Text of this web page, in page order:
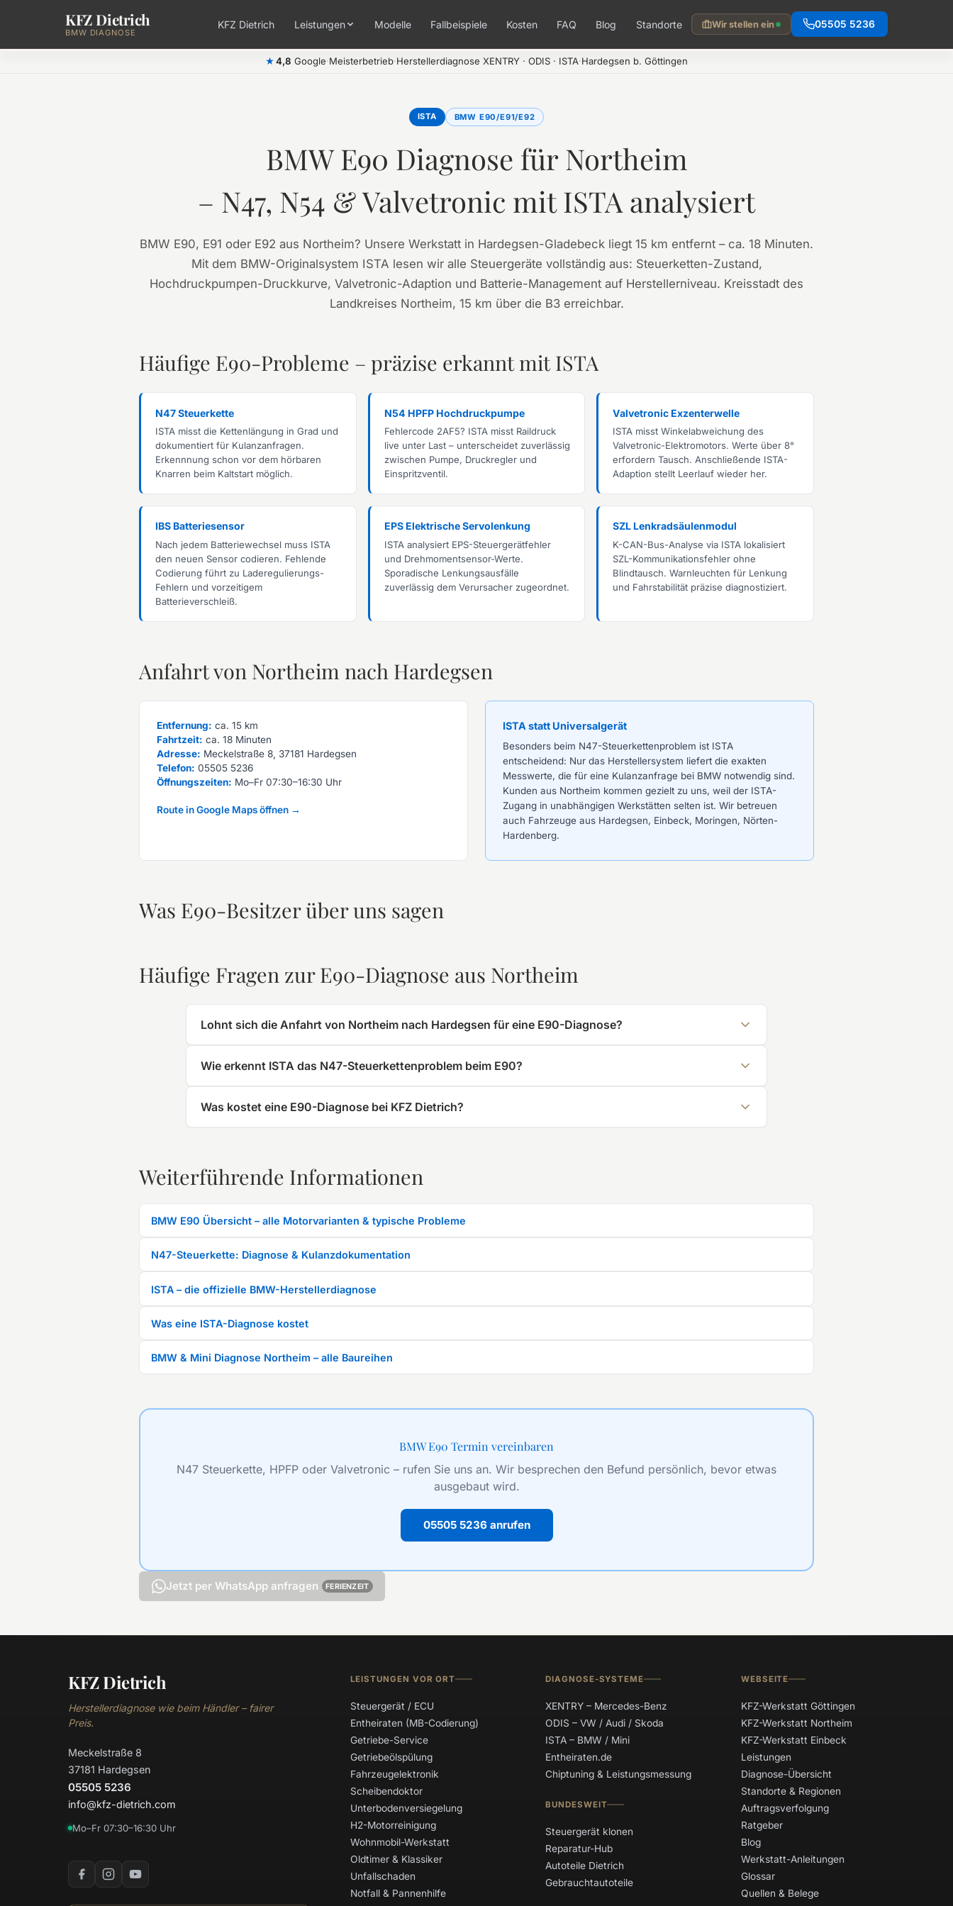
Zum Hauptinhalt springen
KFZ Dietrich
BMW DIAGNOSE
KFZ Dietrich Leistungen Modelle Fallbeispiele Kosten FAQ Blog Standorte Wir stellen ein 05505 5236
★ 4,8 Google·Meisterbetrieb·Herstellerdiagnose XENTRY · ODIS · ISTA·Hardegsen b. Göttingen
ISTA BMW E90/E91/E92
BMW E90 Diagnose für Northeim
– N47, N54 & Valvetronic mit ISTA analysiert
BMW E90, E91 oder E92 aus Northeim? Unsere Werkstatt in Hardegsen-Gladebeck liegt 15 km entfernt – ca. 18 Minuten.
Mit dem BMW-Originalsystem ISTA lesen wir alle Steuergeräte vollständig aus: Steuerketten-Zustand,
Hochdruckpumpen-Druckkurve, Valvetronic-Adaption und Batterie-Management auf Herstellerniveau. Kreisstadt des
Landkreises Northeim, 15 km über die B3 erreichbar.
Häufige E90-Probleme – präzise erkannt mit ISTA
N47 Steuerkette
ISTA misst die Kettenlängung in Grad und
dokumentiert für Kulanzanfragen.
Erkennnung schon vor dem hörbaren
Knarren beim Kaltstart möglich.
N54 HPFP Hochdruckpumpe
Fehlercode 2AF5? ISTA misst Raildruck
live unter Last – unterscheidet zuverlässig
zwischen Pumpe, Druckregler und
Einspritzventil.
Valvetronic Exzenterwelle
ISTA misst Winkelabweichung des
Valvetronic-Elektromotors. Werte über 8°
erfordern Tausch. Anschließende ISTA-
Adaption stellt Leerlauf wieder her.
IBS Batteriesensor
Nach jedem Batteriewechsel muss ISTA
den neuen Sensor codieren. Fehlende
Codierung führt zu Laderegulierungs-
Fehlern und vorzeitigem
Batterieverschleiß.
EPS Elektrische Servolenkung
ISTA analysiert EPS-Steuergerätfehler
und Drehmomentsensor-Werte.
Sporadische Lenkungsausfälle
zuverlässig dem Verursacher zugeordnet.
SZL Lenkradsäulenmodul
K-CAN-Bus-Analyse via ISTA lokalisiert
SZL-Kommunikationsfehler ohne
Blindtausch. Warnleuchten für Lenkung
und Fahrstabilität präzise diagnostiziert.
Anfahrt von Northeim nach Hardegsen
Entfernung: ca. 15 km
Fahrtzeit: ca. 18 Minuten
Adresse: Meckelstraße 8, 37181 Hardegsen
Telefon: 05505 5236
Öffnungszeiten: Mo–Fr 07:30–16:30 Uhr
Route in Google Maps öffnen →
ISTA statt Universalgerät
Besonders beim N47-Steuerkettenproblem ist ISTA
entscheidend: Nur das Herstellersystem liefert die exakten
Messwerte, die für eine Kulanzanfrage bei BMW notwendig sind.
Kunden aus Northeim kommen gezielt zu uns, weil der ISTA-
Zugang in unabhängigen Werkstätten selten ist. Wir betreuen
auch Fahrzeuge aus Hardegsen, Einbeck, Moringen, Nörten-
Hardenberg.
Was E90-Besitzer über uns sagen
Häufige Fragen zur E90-Diagnose aus Northeim
Lohnt sich die Anfahrt von Northeim nach Hardegsen für eine E90-Diagnose?
Wie erkennt ISTA das N47-Steuerkettenproblem beim E90?
Was kostet eine E90-Diagnose bei KFZ Dietrich?
Weiterführende Informationen
BMW E90 Übersicht – alle Motorvarianten & typische Probleme
N47-Steuerkette: Diagnose & Kulanzdokumentation
ISTA – die offizielle BMW-Herstellerdiagnose
Was eine ISTA-Diagnose kostet
BMW & Mini Diagnose Northeim – alle Baureihen
BMW E90 Termin vereinbaren
N47 Steuerkette, HPFP oder Valvetronic – rufen Sie uns an. Wir besprechen den Befund persönlich, bevor etwas
ausgebaut wird.
05505 5236 anrufen
Jetzt per WhatsApp anfragen FERIENZEIT
KFZ Dietrich
Herstellerdiagnose wie beim Händler – fairer
Preis.
Meckelstraße 8
37181 Hardegsen
05505 5236
info@kfz-dietrich.com
Mo–Fr 07:30–16:30 Uhr
LEISTUNGEN VOR ORT
Steuergerät / ECU
Entheiraten (MB-Codierung)
Getriebe-Service
Getriebeölspülung
Fahrzeugelektronik
Scheibendoktor
Unterbodenversiegelung
H2-Motorreinigung
Wohnmobil-Werkstatt
Oldtimer & Klassiker
Unfallschaden
Notfall & Pannenhilfe
DIAGNOSE-SYSTEME
XENTRY – Mercedes-Benz
ODIS – VW / Audi / Skoda
ISTA – BMW / Mini
Entheiraten.de
Chiptuning & Leistungsmessung
BUNDESWEIT
Steuergerät klonen
Reparatur-Hub
Autoteile Dietrich
Gebrauchtautoteile
WEBSEITE
KFZ-Werkstatt Göttingen
KFZ-Werkstatt Northeim
KFZ-Werkstatt Einbeck
Leistungen
Diagnose-Übersicht
Standorte & Regionen
Auftragsverfolgung
Ratgeber
Blog
Werkstatt-Anleitungen
Glossar
Quellen & Belege